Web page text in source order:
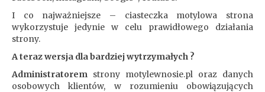
I co najważniejsze – ciasteczka motylowa strona
wykorzystuje jedynie w celu prawidłowego działania
strony.
A teraz wersja dla bardziej wytrzymałych ?
Administratorem strony motylewnosie.pl oraz danych
osobowych klientów, w rozumieniu obowiązujących